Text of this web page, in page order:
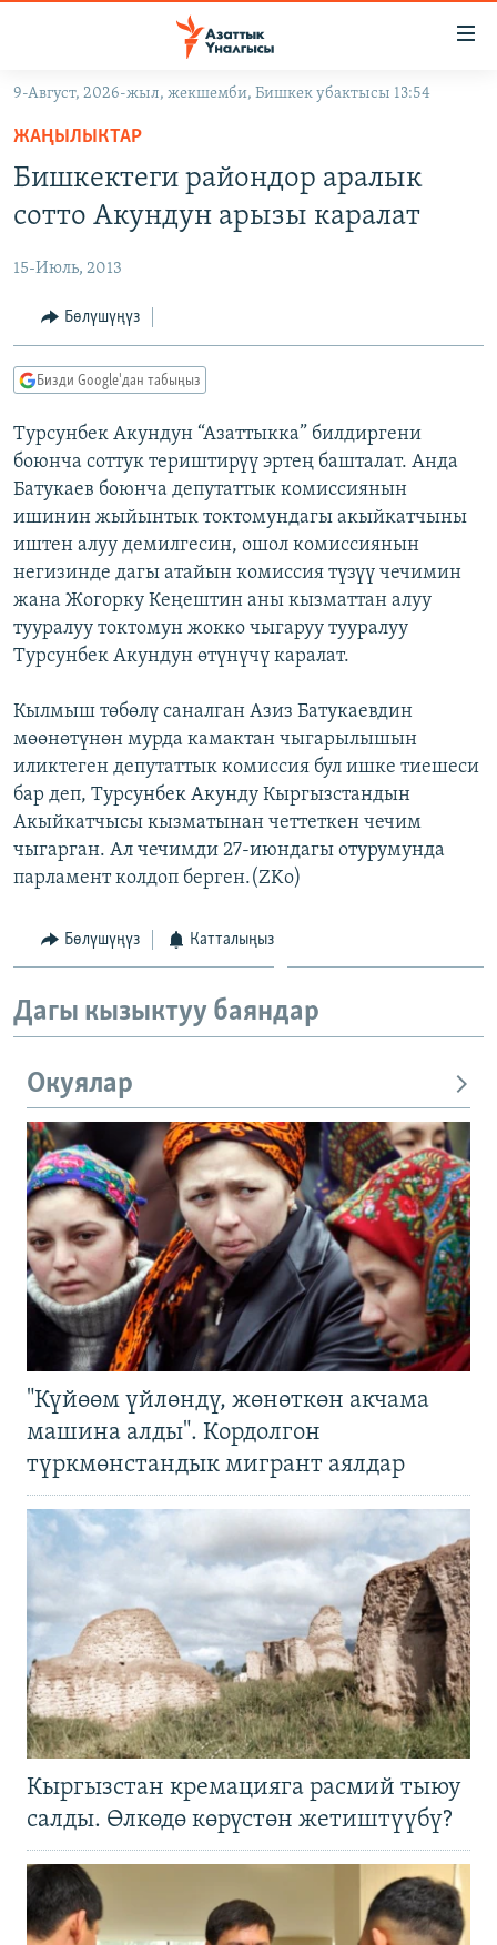
Навигацияга
өтүңүз
Издөөгө
салыңыз
ЭКОНОМИКА
МАДАНИЯТ
БОРБОР АЗИЯ
АТАЙЫН ИЛИКТӨӨ
ТВ ПРОГРАММАЛАР
ЭКСПЕРТТЕР ТАЛДАЙТ
БИЗ ЖАНА ДҮЙНӨ
ЭЖЕ-СИҢДИЛЕР
АЗАТТЫК+
ЫҢГАЙСЫЗ СУРООЛОР
ӨЗГӨЧӨ ПИКИР
Русский
ОНЛАЙН ШЕРИНЕ
ЭЕ/АРнун бардык сайттары
9-Август, 2026-жыл, жекшемби, Бишкек убактысы 13:54
ЖАҢЫЛЫКТАР
Бишкектеги райондор аралык
сотто Акундун арызы каралат
15-Июль, 2013
Бөлүшүңүз
Бизди Google'дан табыңыз
Турсунбек Акундун “Азаттыкка” билдиргени
боюнча соттук териштирүү эртең башталат. Анда
Батукаев боюнча депутаттык комиссиянын
ишинин жыйынтык токтомундагы акыйкатчыны
иштен алуу демилгесин, ошол комиссиянын
негизинде дагы атайын комиссия түзүү чечимин
жана Жогорку Кеңештин аны кызматтан алуу
тууралуу токтомун жокко чыгаруу тууралуу
Турсунбек Акундун өтүнүчү каралат.
Кылмыш төбөлү саналган Азиз Батукаевдин
мөөнөтүнөн мурда камактан чыгарылышын
иликтеген депутаттык комиссия бул ишке тиешеси
бар деп, Турсунбек Акунду Кыргызстандын
Акыйкатчысы кызматынан четтеткен чечим
чыгарган. Ал чечимди 27-июндагы отурумунда
парламент колдоп берген.(ZKo)
Бөлүшүңүз Катталыңыз
Дагы кызыктуу баяндар
Окуялар
"Күйөөм үйлөндү, жөнөткөн акчама
машина алды". Кордолгон
түркмөнстандык мигрант аялдар
Кыргызстан кремацияга расмий тыюу
салды. Өлкөдө көрүстөн жетиштүүбү?